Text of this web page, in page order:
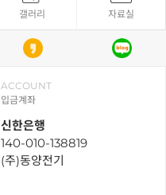
갤러리 자료실
ACCOUNT
입금계좌
신한은행
140-010-138819
(주)동양전기